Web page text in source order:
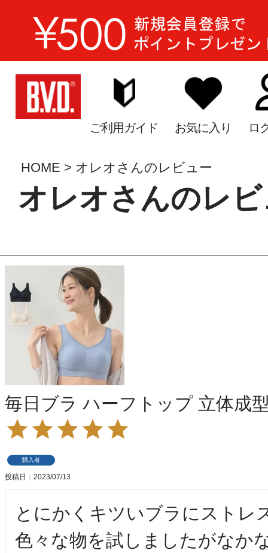
ご利用ガイド お気に入り ロ
HOME オレオさんのレビュー
オレオさんのレ
毎日ブラ ハーフトップ 立体成
購入者
投稿日 2023/07/13
とにかくキツいブラにストレ
色々な物を試しましたがなか